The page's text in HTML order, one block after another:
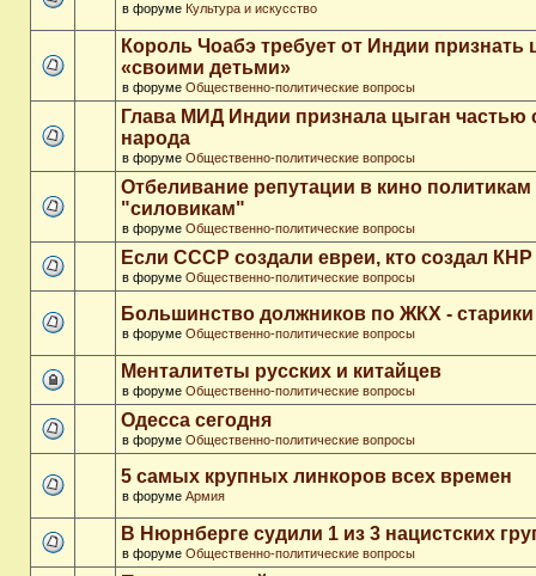
в форуме Культура и искусство
Король Чоабэ требует от Индии признать
«своими детьми»
в форуме Общественно-политические вопросы
Глава МИД Индии признала цыган частью
народа
в форуме Общественно-политические вопросы
Отбеливание репутации в кино политикам
"силовикам"
в форуме Общественно-политические вопросы
Если СССР создали евреи, кто создал
в форуме Общественно-политические вопросы
Большинство должников по ЖКХ - старики
в форуме Общественно-политические вопросы
Менталитеты русских и китайцев
в форуме Общественно-политические вопросы
Одесса сегодня
в форуме Общественно-политические вопросы
5 самых крупных линкоров всех времен
в форуме Армия
В Нюрнберге судили 1 из 3 нацистских
в форуме Общественно-политические вопросы